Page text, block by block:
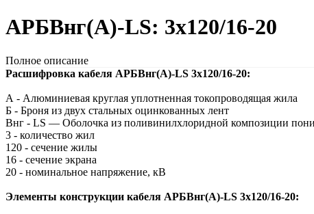
АРБВнг(A)-LS: 3х120/16-20
Полное описание
Расшифровка кабеля АРБВнг(A)-LS 3х120/16-20:
А - Алюминиевая круглая уплотненная токопроводящая жила
Б - Броня из двух стальных оцинкованных лент
Внг - LS — Оболочка из поливинилхлоридной композиции
3 - количество жил
120 - сечение жилы
16 - сечение экрана
20 - номинальное напряжение, кВ
Элементы конструкции кабеля АРБВнг(A)-LS 3х120/16-20: